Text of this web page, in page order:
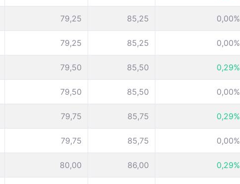
79,25 85,25 0,00%
79,25 85,25 0,00%
79,50 85,50 0,29%
79,50 85,50 0,00%
79,75 85,75 0,29%
79,75 85,75 0,00%
80,00 86,00 0,29%